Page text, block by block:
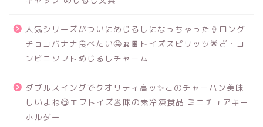
人気シリーズがついにめじるしになっちゃった🍦ロング
チョコバナナ食べたい🤤🍌🍫トイズスピリッツ🌟ざ・コ
ンビニソフトめじるしチャーム
ダブルスイングでクオリティ高ッ✨このチャーハン美味
しいよね😋エフトイズ🥟味の素冷凍食品 ミニチュアキー
ホルダー